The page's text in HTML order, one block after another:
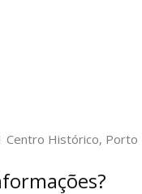
Centro Histórico, Porto